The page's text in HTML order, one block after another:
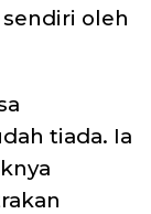
oleh
tiada. Ia